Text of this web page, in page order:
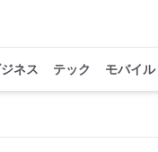
ネス テック モバイル